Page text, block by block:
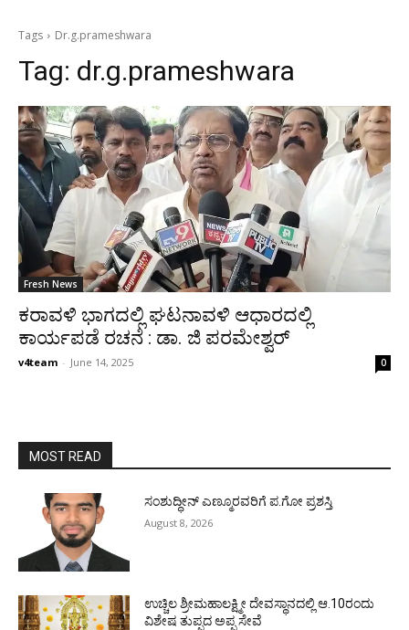
Tags Dr.g.prameshwara
Tag: dr.g.prameshwara
Fresh News
ಕರಾವಳಿ ಭಾಗದಲ್ಲಿ ಘಟನಾವಳಿ ಆಧಾರದಲ್ಲಿ
ಕಾರ್ಯಪಡೆ ರಚನೆ : ಡಾ. ಜಿ ಪರಮೇಶ್ವರ್
v4team - June 14, 2025 0
MOST READ
ಸಂಶುದ್ಧೀನ್ ಎಣ್ಮೂರವರಿಗೆ ಪ.ಗೋ ಪ್ರಶಸ್ತಿ
August 8, 2026
ಉಚ್ಚಿಲ ಶ್ರೀಮಹಾಲಕ್ಷ್ಮೀ ದೇವಸ್ಥಾನದಲ್ಲಿ ಆ.10ರಂದು
ವಿಶೇಷ ತುಪ್ಪದ ಅಪ್ಪ ಸೇವೆ